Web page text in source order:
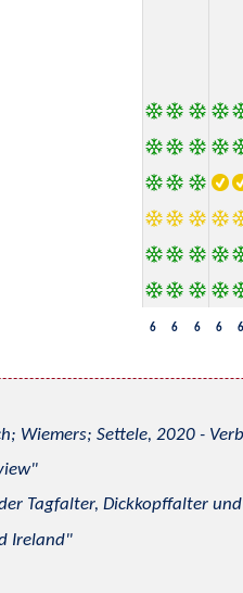
6 6 6 6 6
Wiemers; Settele, 2020 -
Tagfalter, Dickkopffalter
Ireland